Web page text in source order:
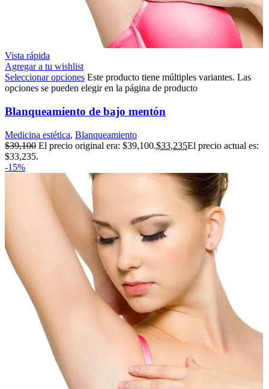
Vista rápida
Agregar a tu wishlist
Seleccionar opciones Este producto tiene múltiples variantes. Las
opciones se pueden elegir en la página de producto
Blanqueamiento de bajo mentón
Medicina estética, Blanqueamiento
$39,100 El precio original era: $39,100.$33,235El precio actual es:
$33,235.
-15%